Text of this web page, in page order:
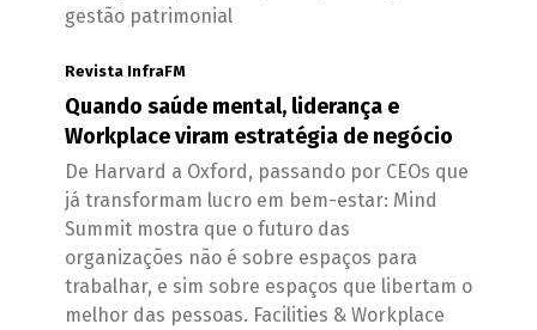
gestão patrimonial
Revista InfraFM
Quando saúde mental, liderança e
Workplace viram estratégia de negócio
De Harvard a Oxford, passando por CEOs que
já transformam lucro em bem-estar: Mind
Summit mostra que o futuro das
organizações não é sobre espaços para
trabalhar, e sim sobre espaços que libertam o
melhor das pessoas. Facilities & Workplace